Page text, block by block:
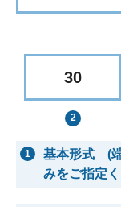
30
1
基本形式 (
みをご指定